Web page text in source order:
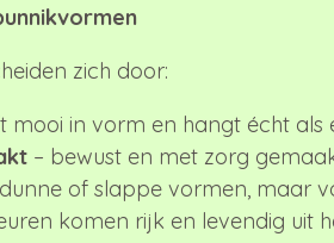
zich door:
mooi in vorm en hangt écht als
– bewust en met zorg
of slappe vormen, maar
komen rijk en levendig uit